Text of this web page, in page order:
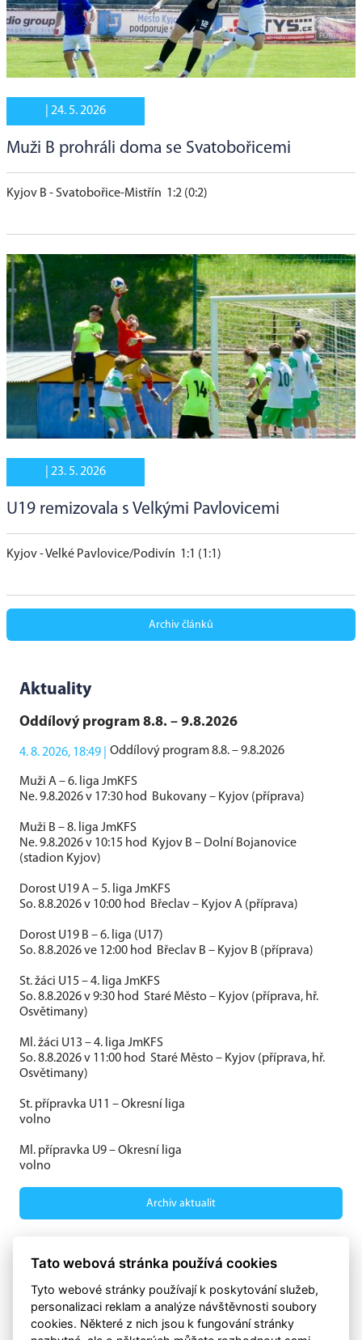
24. 5. 2026
Muži B prohráli doma se Svatobořicemi
Kyjov B - Svatobořice-Mistřín 1:2 (0:2)
23. 5. 2026
U19 remizovala s Velkými Pavlovicemi
Kyjov - Velké Pavlovice/Podivín 1:1 (1:1)
Archiv článků
Aktuality
Oddílový program 8.8. – 9.8.2026
4. 8. 2026, 18:49 | Oddílový program 8.8. – 9.8.2026
Muži A – 6. liga JmKFS
Ne. 9.8.2026 v 17:30 hod Bukovany – Kyjov (příprava)
Muži B – 8. liga JmKFS
Ne. 9.8.2026 v 10:15 hod Kyjov B – Dolní Bojanovice
(stadion Kyjov)
Dorost U19 A – 5. liga JmKFS
So. 8.8.2026 v 10:00 hod Břeclav – Kyjov A (příprava)
Dorost U19 B – 6. liga (U17)
So. 8.8.2026 ve 12:00 hod Břeclav B – Kyjov B (příprava)
St. žáci U15 – 4. liga JmKFS
So. 8.8.2026 v 9:30 hod Staré Město – Kyjov (příprava, hř.
Osvětimany)
Ml. žáci U13 – 4. liga JmKFS
So. 8.8.2026 v 11:00 hod Staré Město – Kyjov (příprava, hř.
Osvětimany)
St. přípravka U11 – Okresní liga
volno
Ml. přípravka U9 – Okresní liga
volno
Archiv aktualit
Klubweb.cz
Onlajny.cz
Tato webová stránka používá cookies
Tyto webové stránky používají k poskytování služeb,
personalizaci reklam a analýze návštěvnosti soubory
cookies. Některé z nich jsou k fungování stránky